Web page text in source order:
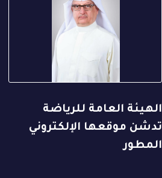
الهيئة العامة للرياضة
تدشن موقعها الإلكتروني
المطور